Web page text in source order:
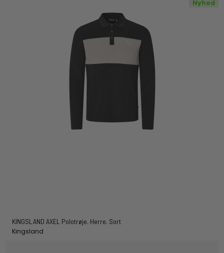
Nyhed
KINGSLAND AXEL Polotrøje. Herre. Sort
Kingsland